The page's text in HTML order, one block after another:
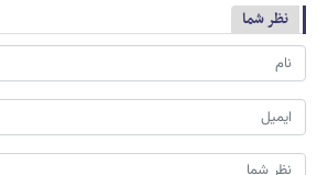
نظر شما